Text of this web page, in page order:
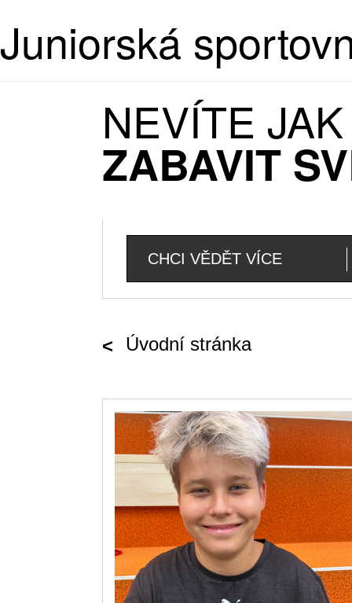
Juniorská
NEVÍTE
ZABAVIT
CHCI VĚDĚT VÍCE
Úvodní stránka